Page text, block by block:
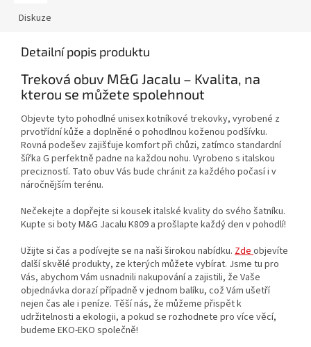
Diskuze
Detailní popis produktu
Treková obuv M&G Jacalu – Kvalita, na
kterou se můžete spolehnout
Objevte tyto pohodlné unisex kotníkové trekovky, vyrobené z
prvotřídní kůže a doplněné o pohodlnou koženou podšívku.
Rovná podešev zajišťuje komfort při chůzi, zatímco standardní
šířka G perfektně padne na každou nohu. Vyrobeno s italskou
precizností. Tato obuv Vás bude chránit za každého počasí i v
náročnějším terénu.
Nečekejte a dopřejte si kousek italské kvality do svého šatníku.
Kupte si boty M&G Jacalu K809 a prošlapte každý den v pohodlí!
Užijte si čas a podívejte se na naši širokou nabídku. Zdeobjevíte
další skvělé produkty, ze kterých můžete vybírat. Jsme tu pro
Vás, abychom Vám usnadnili nakupování a zajistili, že Vaše
objednávka dorazí případně v jednom balíku, což Vám ušetří
nejen čas ale i peníze. Těší nás, že můžeme přispět k
udržitelnosti a ekologii, a pokud se rozhodnete pro více věcí,
budeme EKO-EKO společně!